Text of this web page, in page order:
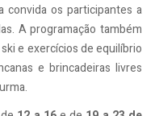
convida os participantes a
A programação também
e exercícios de equilíbrio
e brincadeiras livres